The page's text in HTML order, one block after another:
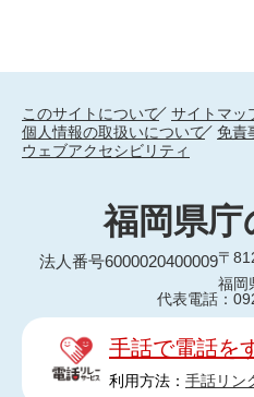
このサイトについて
サイトマッ
個人情報の取扱いについて
免責
ウェブアクセシビリティ
福岡県庁
法人番号6000020400009〒
福岡
代表電話：
手話で電話を
利用方法： 手話リン